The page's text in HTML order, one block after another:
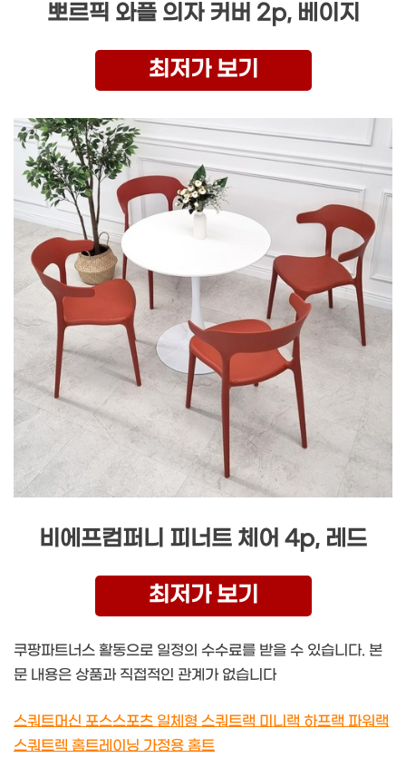
뽀르픽 와플 의자 커버 2p, 베이지
최저가 보기
비에프컴퍼니 피너트 체어 4p, 레드
최저가 보기
쿠팡파트너스 활동으로 일정의 수수료를 받을 수 있습니다. 본
문 내용은 상품과 직접적인 관계가 없습니다
스쿼트머신 포스스포츠 일체형 스쿼트랙 미니랙 하프랙 파워랙
스쿼트렉 홈트레이닝 가정용 홈트